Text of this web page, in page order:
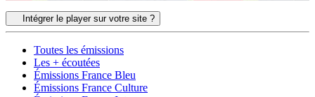
Intégrer le player sur votre site ?
Toutes les émissions
Les + écoutées
Émissions France Bleu
Émissions France Culture